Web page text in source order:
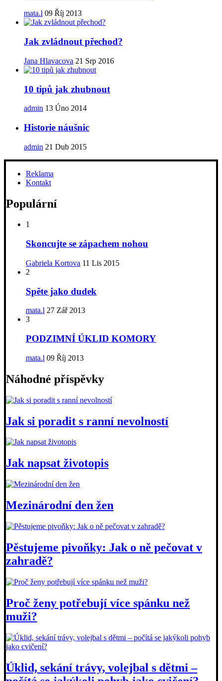
mata.l 09 Říj 2013
Jak zvládnout přechod?
Jana Hlavacova 21 Srp 2016
10 tipů jak zhubnout
admin 13 Úno 2014
Historie náušnic
admin 21 Dub 2015
Reklama
Kontakt
Populární
1
Skoncujte se zápachem nohou
Gabriela Kortova 11 Lis 2015
2
Spěte jako dudek
mata.l 27 Zář 2013
3
PODZIMNÍ ÚKLID KOMORY
mata.l 09 Říj 2013
Náhodné příspěvky
Jak si poradit s ranní nevolností
Jak napsat životopis
Mezinárodní den žen
Pěstujeme pivoňky: Jak o ně pečovat v
zahradě?
Proč ženy potřebují více spánku než
muži?
Úklid, sekání trávy, volejbal s dětmi –